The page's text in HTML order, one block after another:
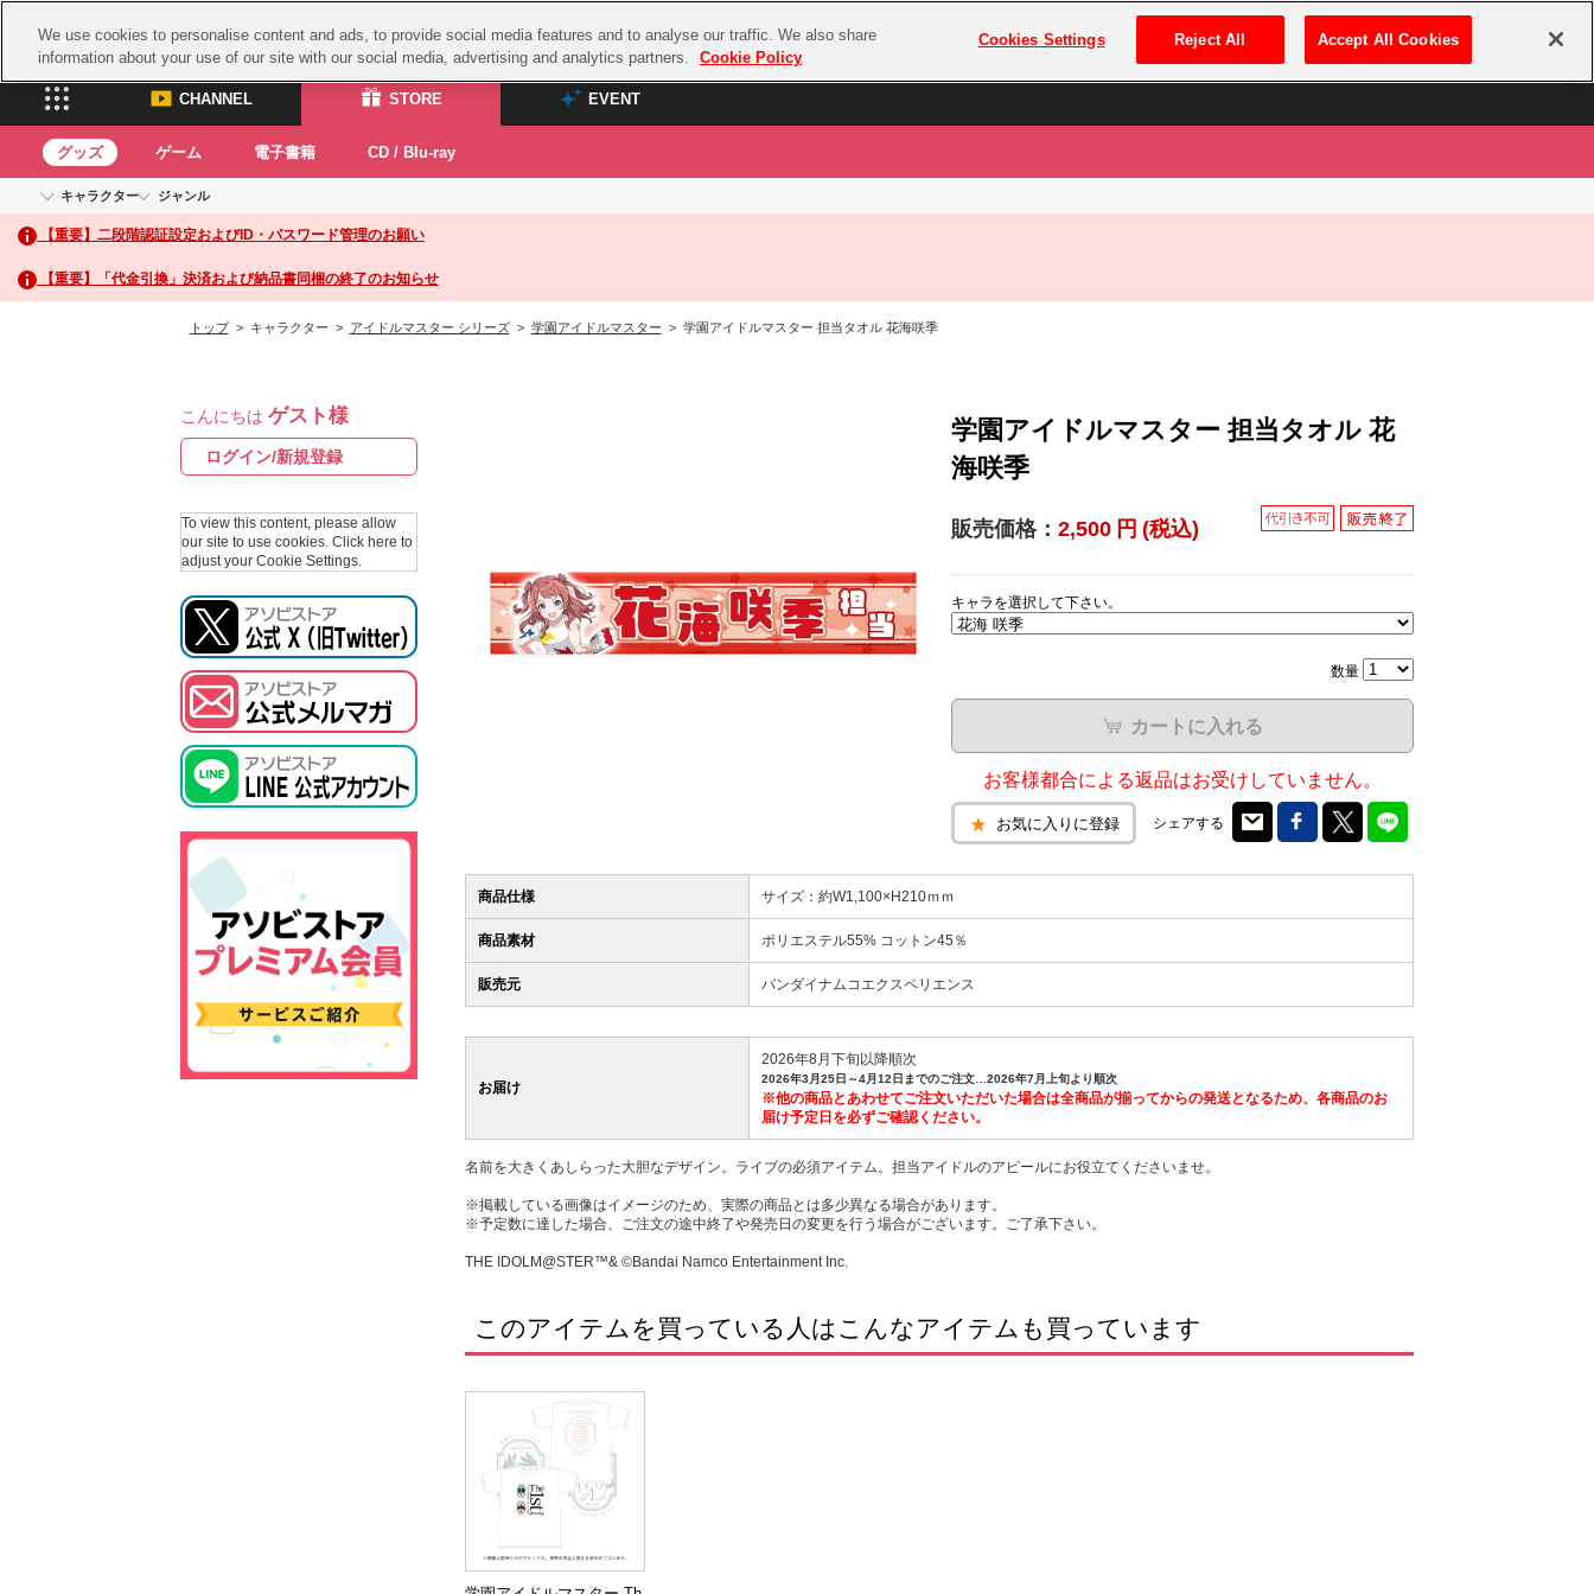
プレミアム会員とは ログイン・新規登録
CHANNEL STORE EVENT
CHANNEL
ASOBI CHANNEL TOP
STORE
ASOBI STORE TOP
グッズ
EVENT
ASOBI STAGE
グッズ ゲーム 電子書籍 CD / Blu-ray
キャラクター
アイドルマスターシリーズ
アイドルマスター
アイドルマスター シンデレラガールズ
アイドルマスター ミリオンライブ！
プロジェクトアイマス ヴイアライヴ
テイルズ オブ シリーズ
ラブライブ！サンシャイン‼
ラブライブ！虹ヶ咲学園スクールアイドル同好会
ジャンル
イベントグッズ
トイ・ホビー
【重要】二段階認証設定およびID・パスワード管理のお願い
【重要】「代金引換」決済および納品書同梱の終了のお知らせ
トップ> キャラクター > アイドルマスター シリーズ> 学園アイドルマスター > 学園アイドルマスター 担当タオル 花海咲季
こんにちは ゲスト様
ログイン/新規登録
To view this content, please allow
our site to use cookies. Click here to
adjust your Cookie Settings.
学園アイドルマスター 担当タオル 花
海咲季
販売価格： 2,500 円 (税込)
キャラを選択して下さい。
数量
カートに入れる
お客様都合による返品はお受けしていません。
お気に入りに登録 シェアする
商品仕様 サイズ：約W1,100×H210ｍｍ
商品素材 ポリエステル55% コットン45％
販売元 バンダイナムコエクスペリエンス
お届け
2026年8月下旬以降順次
2026年3月25日～4月12日までのご注文…2026年7月上旬より順次
※他の商品とあわせてご注文いただいた場合は全商品が揃ってからの発送となるため、各商品のお
届け予定日を必ずご確認ください。
名前を大きくあしらった大胆なデザイン。ライブの必須アイテム。担当アイドルのアピールにお役立てくださいませ。
※掲載している画像はイメージのため、実際の商品とは多少異なる場合があります。
※予定数に達した場合、ご注文の途中終了や発売日の変更を行う場合がございます。ご了承下さい。
THE IDOLM@STER™& ©Bandai Namco Entertainment Inc.
このアイテムを買っている人はこんなアイテムも買っています
We use cookies to personalise content and ads, to provide social media features and to analyse our traffic. We also share
information about your use of our site with our social media, advertising and analytics partners.
Cookie Policy
Cookies Settings Reject All Accept All Cookies